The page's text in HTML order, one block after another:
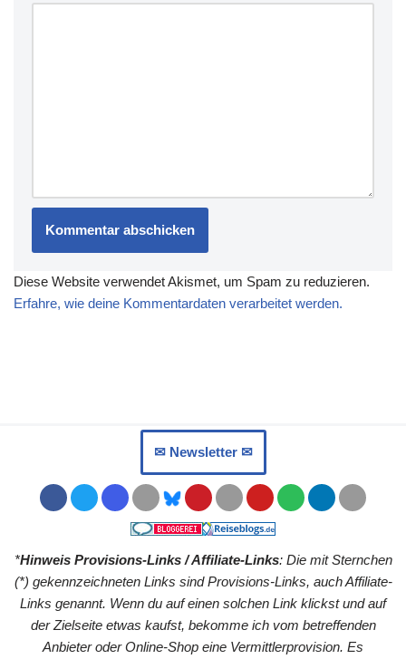
Diese Website verwendet Akismet, um Spam zu reduzieren.
Erfahre, wie deine Kommentardaten verarbeitet werden.
✉︎ Newsletter ✉︎
*Hinweis Provisions-Links / Affiliate-Links: Die mit Sternchen
(*) gekennzeichneten Links sind Provisions-Links, auch Affiliate-
Links genannt. Wenn du auf einen solchen Link klickst und auf
der Zielseite etwas kaufst, bekomme ich vom betreffenden
Anbieter oder Online-Shop eine Vermittlerprovision. Es